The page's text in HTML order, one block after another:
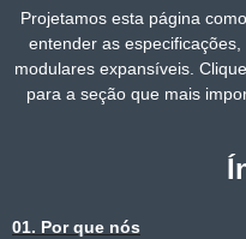
Projetamos esta página
entender as
modulares expansíveis.
para a seção que mais
01. Por que nós